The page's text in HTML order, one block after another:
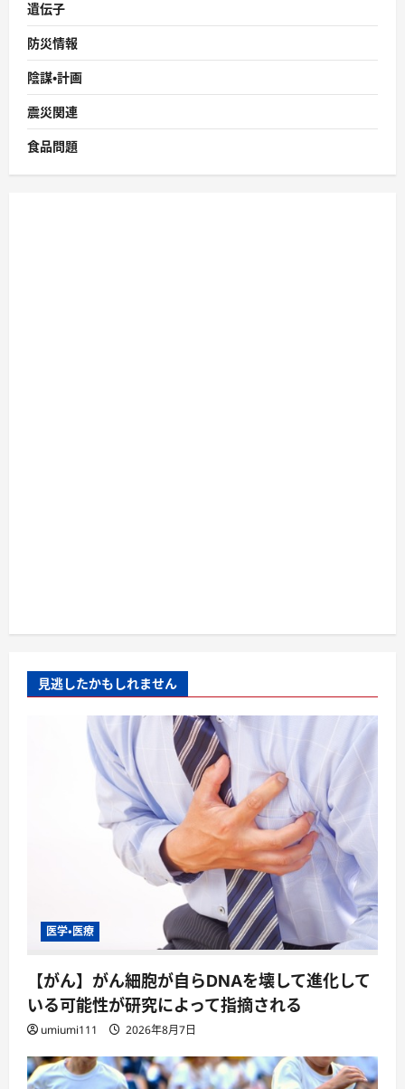
遺伝子
防災情報
陰謀・計画
震災関連
食品問題
見逃したかもしれません
医学・医療
【がん】がん細胞が自らDNAを壊して進化して
いる可能性が研究によって指摘される
umiumi111 2026年8月7日